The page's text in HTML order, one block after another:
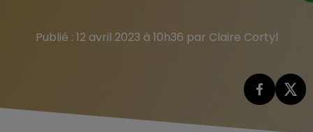
Publié : 12 avril 2023 à 10h36 par Claire Cortyl